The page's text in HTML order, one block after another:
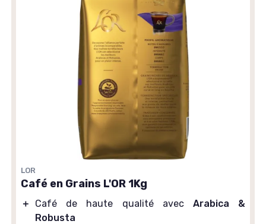
LOR
Café en Grains L'OR 1Kg
＋ Café de haute qualité avec Arabica &
Robusta